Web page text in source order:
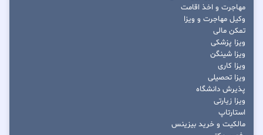
مهاجرت و اخذ اقامت
وکیل مهاجرت و ویزا
تمکن مالی
ویزا پزشکی
ویزا شینگن
ویزا کاری
ویزا تحصیلی
پذیرش دانشگاه
ویزا زیارتی
استارتاپ
مالکیت و خرید بیزینس